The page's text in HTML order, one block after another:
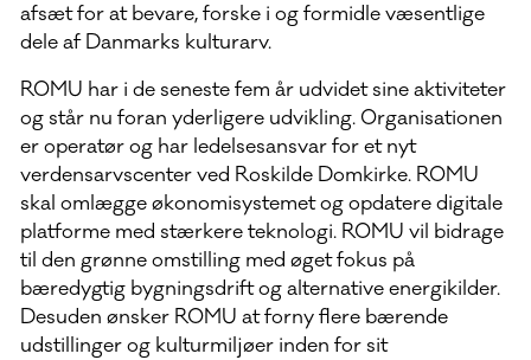
afsæt for at bevare, forske i og formidle væsentlige
dele af Danmarks kulturarv.
ROMU har i de seneste fem år udvidet sine aktiviteter
og står nu foran yderligere udvikling. Organisationen
er operatør og har ledelsesansvar for et nyt
verdensarvscenter ved Roskilde Domkirke. ROMU
skal omlægge økonomisystemet og opdatere digitale
platforme med stærkere teknologi. ROMU vil bidrage
til den grønne omstilling med øget fokus på
bæredygtig bygningsdrift og alternative energikilder.
Desuden ønsker ROMU at forny flere bærende
udstillinger og kulturmiljøer inden for sit